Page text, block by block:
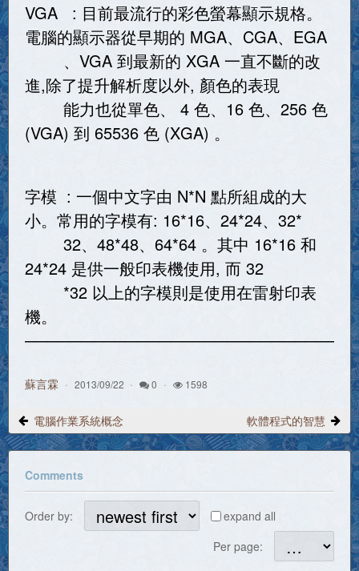
VGA : 目前最流行的彩色螢幕顯示規格。
電腦的顯示器從早期的 MGA、CGA、EGA
、VGA 到最新的 XGA 一直不斷的改
進,除了提升解析度以外, 顏色的表現
能力也從單色、 4 色、16 色、256 色
(VGA) 到 65536 色 (XGA) 。
字模 : 一個中文字由 N*N 點所組成的大
小。常用的字模有: 16*16、24*24、32*
32、48*48、64*64 。其中 16*16 和
24*24 是供一般印表機使用, 而 32
*32 以上的字模則是使用在雷射印表
機。
蘇言霖 2013/09/22 0 1598
電腦作業系統概念 軟體程式的智慧
Comments
Order by:
expand all
Per page: